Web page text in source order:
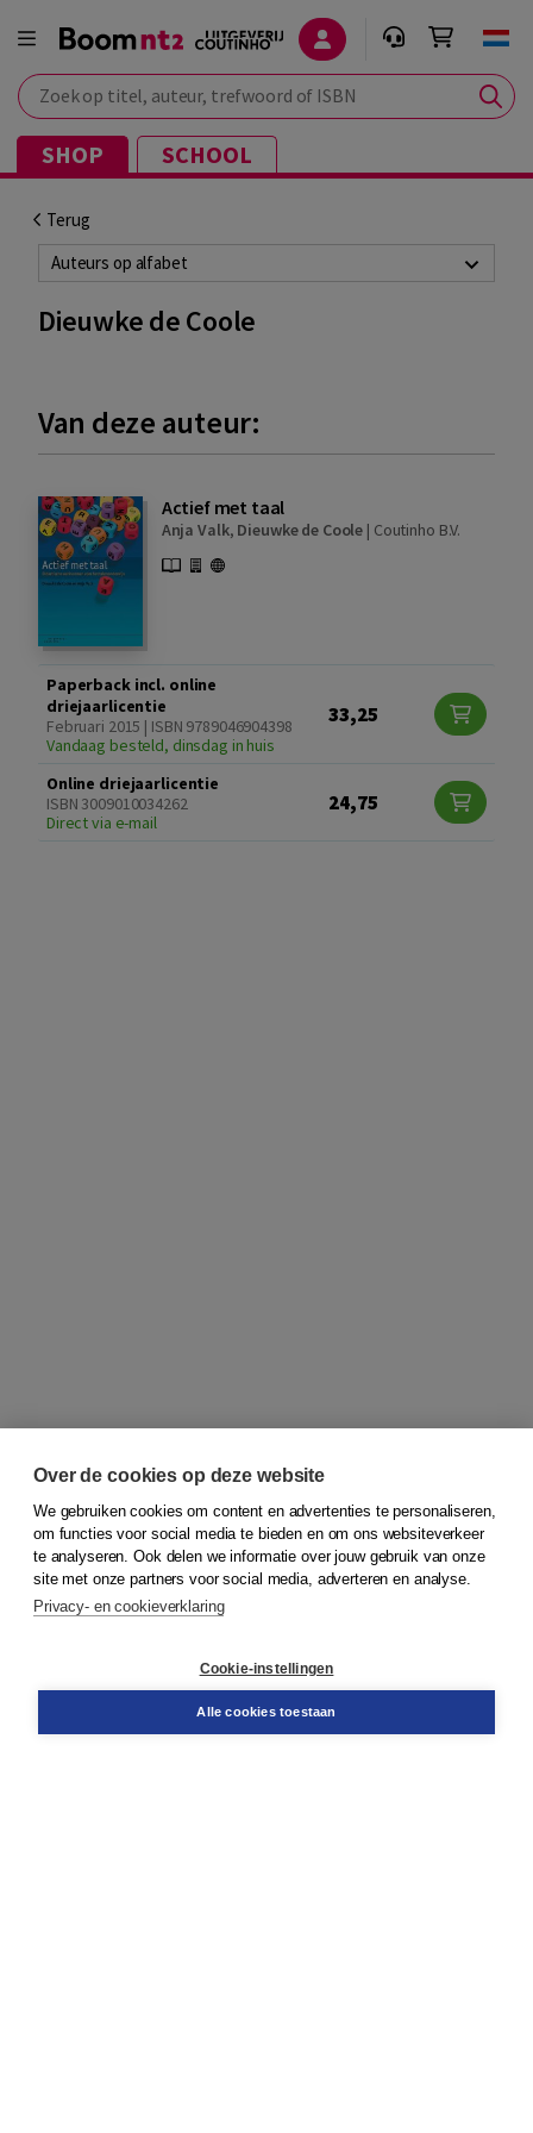
Zoek op titel, auteur, trefwoord of ISBN
SHOP SCHOOL
Terug
Auteurs op alfabet
Dieuwke de Coole
Van deze auteur:
Actief met taal
Anja Valk, Dieuwke de Coole | Coutinho B.V.
Paperback incl. online
driejaarlicentie
Februari 2015 | ISBN 9789046904398
Vandaag besteld, dinsdag in huis
33,25
Online driejaarlicentie
ISBN 3009010034262
Direct via e-mail
24,75
© 2026Koninklijke Boom uitgevers
Bestellen
Over de cookies op deze website
We gebruiken cookies om content en advertenties te personaliseren,
om functies voor social media te bieden en om ons websiteverkeer
te analyseren. Ook delen we informatie over jouw gebruik van onze
site met onze partners voor social media, adverteren en analyse.
Privacy- en cookieverklaring
Cookie-instellingen
Alle cookies toestaan